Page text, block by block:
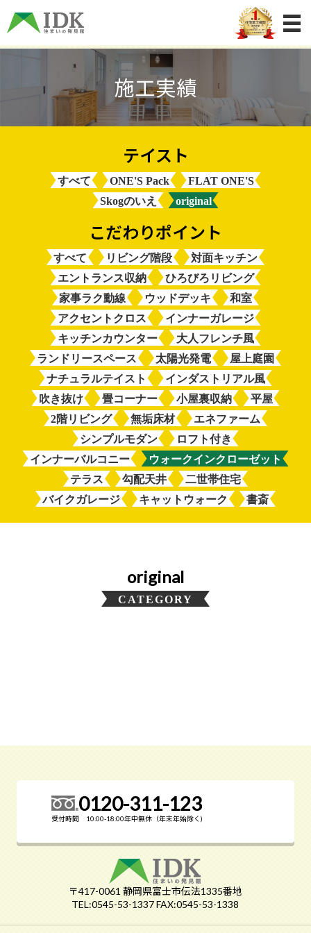
施工実績
すべて ONE'S Pack
FLAT ONE'S
Skogのいえ
original
すべて リビング階段
対面キッチン
エントランス収納
ひろびろリビング
家事ラク動線
ウッドデッキ
和室
アクセントクロス
インナーガレージ
キッチンカウンター
大人フレンチ風
ランドリースペース
太陽光発電
屋上庭園
ナチュラルテイスト
インダストリアル風
吹き抜け
畳コーナー 小屋裏収納
平屋
2階リビング
無垢床材
エネファーム
シンプルモダン
ロフト付き
インナーバルコニー
ウォークインクローゼット
テラス
勾配天井
二世帯住宅
バイクガレージ
キャットウォーク 書斎
original
CATEGORY
0120-311-123
受付時間 10:00-18:00年中無休（年末年始除く)
〒417-0061 静岡県富士市伝法1335番地
TEL:0545-53-1337 FAX:0545-53-1338